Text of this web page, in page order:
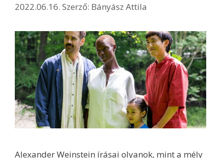
2022.06.16. Szerző: Bányász Attila
Alexander Weinstein írásai olyanok, mint a mély